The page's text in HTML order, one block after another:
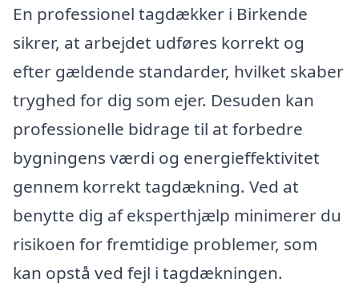
En professionel tagdækker i Birkende
sikrer, at arbejdet udføres korrekt og
efter gældende standarder, hvilket skaber
tryghed for dig som ejer. Desuden kan
professionelle bidrage til at forbedre
bygningens værdi og energieffektivitet
gennem korrekt tagdækning. Ved at
benytte dig af eksperthjælp minimerer du
risikoen for fremtidige problemer, som
kan opstå ved fejl i tagdækningen.